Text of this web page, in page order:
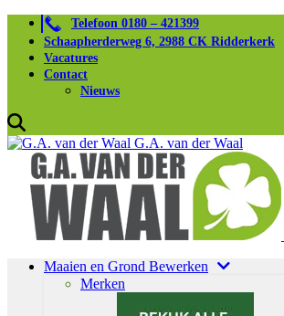
Telefoon 0180 – 421399
Schaapherderweg 6, 2988 CK Ridderkerk
Vacatures
Contact
Nieuws
G.A. van der Waal
Maaien en Grond Bewerken
Merken